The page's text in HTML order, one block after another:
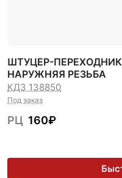
ШТУЦЕР-ПЕРЕХОДНИК
НАРУЖНЯЯ РЕЗЬБА
КДЗ 138850
Под заказ
РЦ 160₽